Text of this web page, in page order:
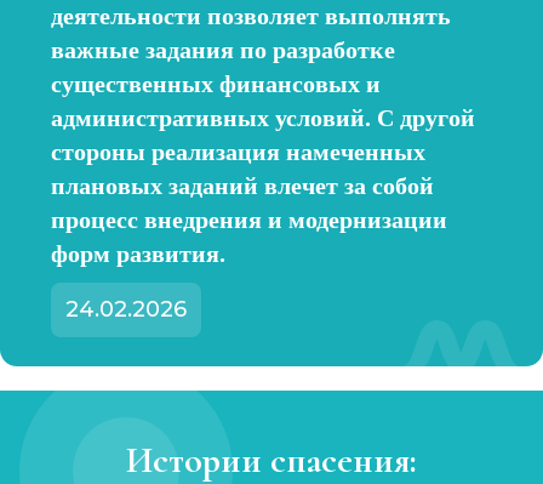
деятельности позволяет выполнять
важные задания по разработке
существенных финансовых и
административных условий. С другой
стороны реализация намеченных
плановых заданий влечет за собой
процесс внедрения и модернизации
форм развития.
24.02.2026
Истории спасения: